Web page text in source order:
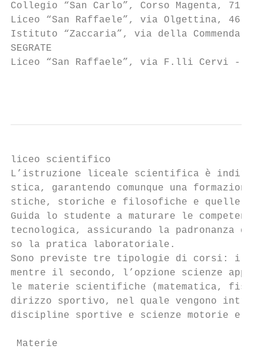
Collegio “San Carlo”, Corso Magenta, 71
Liceo “San Raffaele”, via Olgettina, 46 -
Istituto “Zaccaria”, via della Commenda,
SEGRATE
Liceo “San Raffaele”, via F.lli Cervi -
liceo scientifico
L’istruzione liceale scientifica è
stica, garantendo comunque una
stiche, storiche e filosofiche e quelle
Guida lo studente a maturare le
tecnologica, assicurando la padronanza
so la pratica laboratoriale.
Sono previste tre tipologie di corsi: il
mentre il secondo, l’opzione scienze
le materie scientifiche (matematica,
dirizzo sportivo, nel quale vengono
discipline sportive e scienze motorie e
Materie